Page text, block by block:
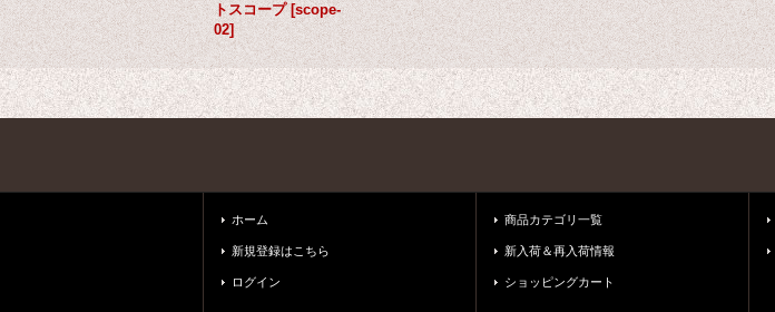
トスコープ [scope-
02]
ホーム
新規登録はこちら
ログイン
商品カテゴリ一覧
新入荷＆再入荷情報
ショッピングカート